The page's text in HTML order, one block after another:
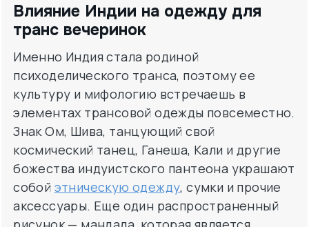
Влияние Индии на одежду для
транс вечеринок
Именно Индия стала родиной
психоделического транса, поэтому ее
культуру и мифологию встречаешь в
элементах трансовой одежды повсеместно.
Знак Ом, Шива, танцующий свой
космический танец, Ганеша, Кали и другие
божества индуистского пантеона украшают
собой этническую одежду, сумки и прочие
аксессуары. Еще один распространенный